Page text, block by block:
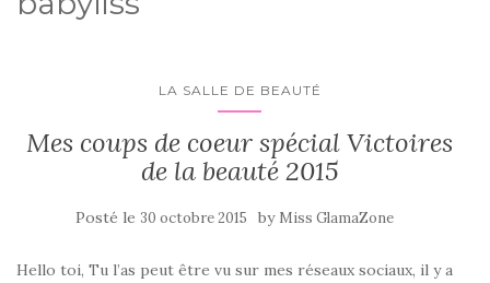
LA SALLE DE BEAUTÉ
Mes coups de coeur spécial Victoires
de la beauté 2015
Posté le 30 octobre 2015 by Miss GlamaZone
Hello toi, Tu l’as peut être vu sur mes réseaux sociaux, il y a